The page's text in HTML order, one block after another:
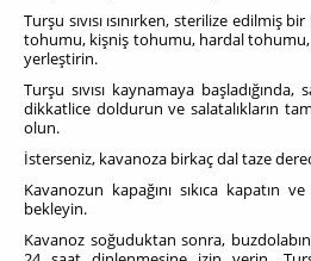
Turşu sıvısı ısınırken, sterilize edilmiş
tohumu, kişniş tohumu, hardal tohumu,
yerleştirin.
Turşu sıvısı kaynamaya
dikkatlice doldurun ve salatalıkların
olun.
İsterseniz, kavanoza birkaç dal taze
Kavanozun kapağını sıkıca kapatın ve
bekleyin.
Kavanoz soğuduktan sonra,